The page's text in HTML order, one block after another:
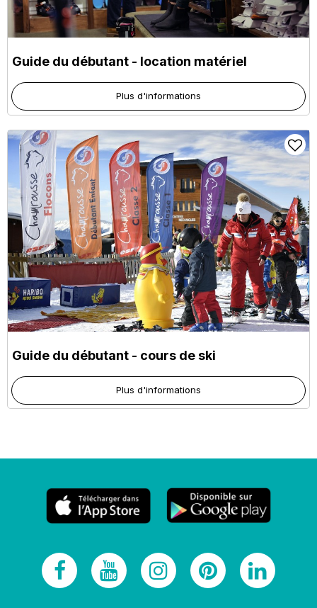
Guide du débutant - location matériel
Plus d'informations
Guide du débutant - cours de ski
Plus d'informations